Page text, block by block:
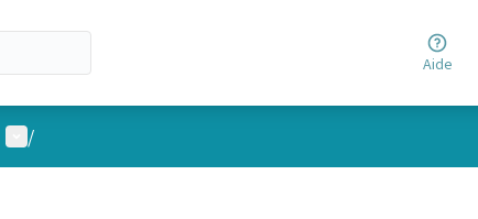
Aide
Menu utilisateur
/